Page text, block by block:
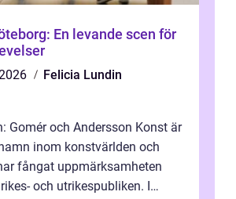
En levande scen för
Felicia Lundin
Gomér och Andersson Konst är
inom konstvärlden och
fångat uppmärksamheten
och utrikespubliken. I